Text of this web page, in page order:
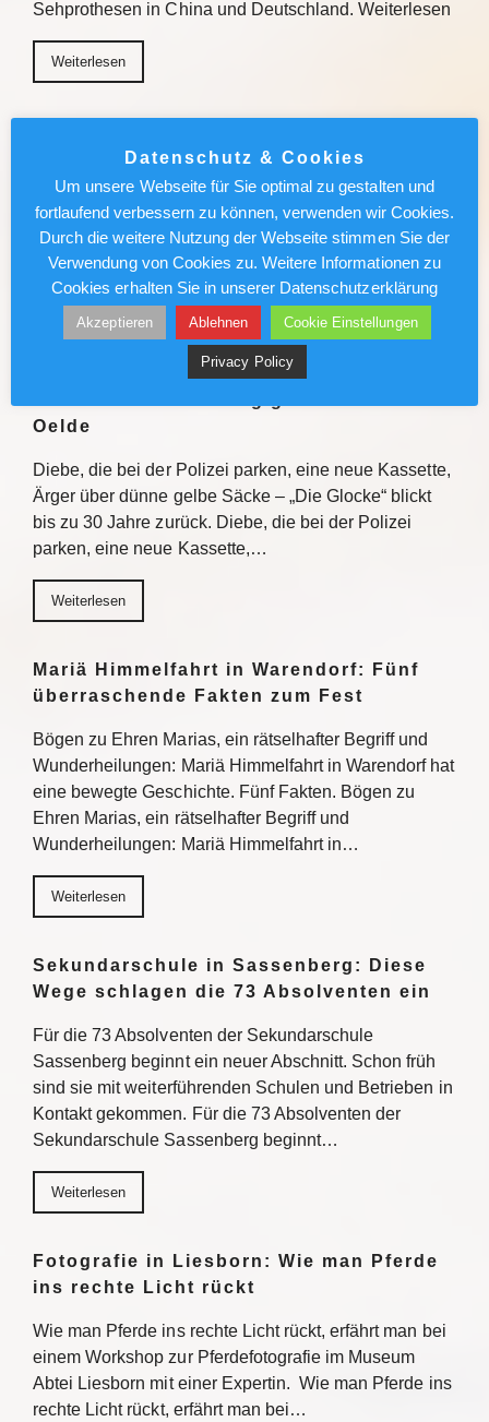
Sehprothesen in China und Deutschland. Weiterlesen
Weiterlesen
Thüringen: Polizei-Drohnen fangen
Schilderdiebe
An der Bleilochtalsperre bei Saalburg in Thüringen
tanzt gerade die Festivalgemeinde. Einige scheinen
nicht nur wegen der Musik zu kommen. Weiterlesen
Weiterlesen
Oelde
Diebe, die bei der Polizei parken, eine neue Kassette,
Ärger über dünne gelbe Säcke – „Die Glocke“ blickt
bis zu 30 Jahre zurück. Diebe, die bei der Polizei
parken, eine neue Kassette,…
Weiterlesen
Mariä Himmelfahrt in Warendorf: Fünf
überraschende Fakten zum Fest
Bögen zu Ehren Marias, ein rätselhafter Begriff und
Wunderheilungen: Mariä Himmelfahrt in Warendorf hat
eine bewegte Geschichte. Fünf Fakten. Bögen zu
Ehren Marias, ein rätselhafter Begriff und
Wunderheilungen: Mariä Himmelfahrt in…
Weiterlesen
Sekundarschule in Sassenberg: Diese
Wege schlagen die 73 Absolventen ein
Für die 73 Absolventen der Sekundarschule
Sassenberg beginnt ein neuer Abschnitt. Schon früh
sind sie mit weiterführenden Schulen und Betrieben in
Kontakt gekommen. Für die 73 Absolventen der
Sekundarschule Sassenberg beginnt…
Weiterlesen
Fotografie in Liesborn: Wie man Pferde
ins rechte Licht rückt
Wie man Pferde ins rechte Licht rückt, erfährt man bei
einem Workshop zur Pferdefotografie im Museum
Abtei Liesborn mit einer Expertin. Wie man Pferde ins
rechte Licht rückt, erfährt man bei…
Datenschutz & Cookies
Um unsere Webseite für Sie optimal zu gestalten und
fortlaufend verbessern zu können, verwenden wir Cookies.
Durch die weitere Nutzung der Webseite stimmen Sie der
Verwendung von Cookies zu. Weitere Informationen zu
Cookies erhalten Sie in unserer Datenschutzerklärung
Akzeptieren Ablehnen Cookie Einstellungen
Privacy Policy